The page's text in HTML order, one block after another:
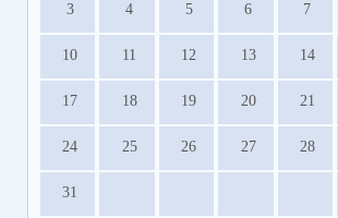
3 4 5 6 7
10 11 12 13 14
17 18 19 20 21
24 25 26 27 28
31